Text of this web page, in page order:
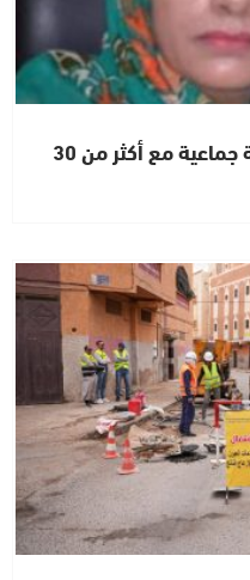
زلزال سياسي بالعيون… استقالة جماعية مع أكثر من 30